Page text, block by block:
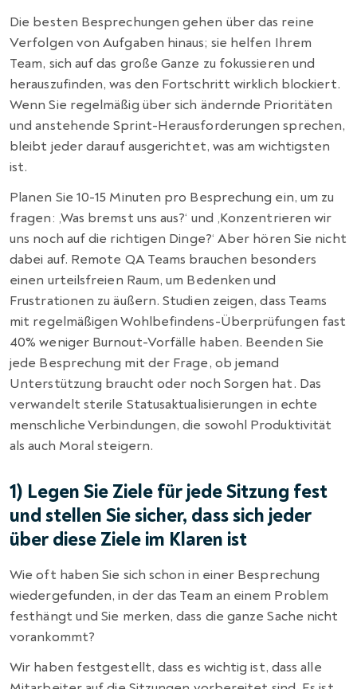
Die besten Besprechungen gehen über das reine
Verfolgen von Aufgaben hinaus; sie helfen Ihrem
Team, sich auf das große Ganze zu fokussieren und
herauszufinden, was den Fortschritt wirklich blockiert.
Wenn Sie regelmäßig über sich ändernde Prioritäten
und anstehende Sprint-Herausforderungen sprechen,
bleibt jeder darauf ausgerichtet, was am wichtigsten
ist.
Planen Sie 10-15 Minuten pro Besprechung ein, um zu
fragen: ‚Was bremst uns aus?‘ und ‚Konzentrieren wir
uns noch auf die richtigen Dinge?‘ Aber hören Sie nicht
dabei auf. Remote QA Teams brauchen besonders
einen urteilsfreien Raum, um Bedenken und
Frustrationen zu äußern. Studien zeigen, dass Teams
mit regelmäßigen Wohlbefindens-Überprüfungen fast
40% weniger Burnout-Vorfälle haben. Beenden Sie
jede Besprechung mit der Frage, ob jemand
Unterstützung braucht oder noch Sorgen hat. Das
verwandelt sterile Statusaktualisierungen in echte
menschliche Verbindungen, die sowohl Produktivität
als auch Moral steigern.
1) Legen Sie Ziele für jede Sitzung fest
und stellen Sie sicher, dass sich jeder
über diese Ziele im Klaren ist
Wie oft haben Sie sich schon in einer Besprechung
wiedergefunden, in der das Team an einem Problem
festhängt und Sie merken, dass die ganze Sache nicht
vorankommt?
Wir haben festgestellt, dass es wichtig ist, dass alle